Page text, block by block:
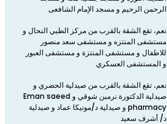
الرحمن الرحيم و مسجد الإمام الشافعى
نعم، تقع الشقة بالقرب من مركز الطبي النحال و
مستشفى المنتزه و مستشفى سعد منصور
للاطفال و مستشفى المنتزة و مستشفى العبور
و المستشفى العسكري
نعم، تقع الشقة بالقرب من صيدلية الحضري و
صيدلية الدكتورة نرمين شوقي و Eman saeed
pharmacy و صيدلية د/مونيكا عماد و صيدلية
د/ أشرف سعيد